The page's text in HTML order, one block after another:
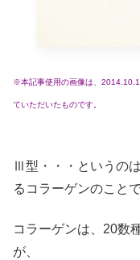
※本記事使用の画像は、
ていただいたものです。
Ⅲ型・・・というの
るコラーゲンのことで
コラーゲンは、20数
が、